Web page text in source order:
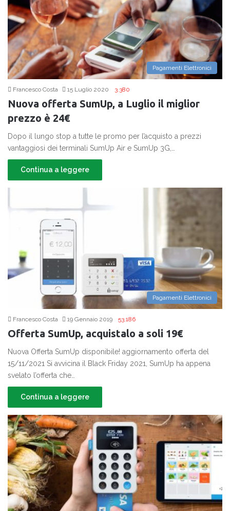
Pagamenti Elettronici
Francesco Costa 15 Luglio 2020 3.380
Nuova offerta SumUp, a Luglio il miglior
prezzo è 24€
Dopo il lungo stop a tutte le promo per l’acquisto a prezzi
vantaggiosi dei terminali SumUp Air e SumUp 3G,…
Continua a leggere
Pagamenti Elettronici
Francesco Costa 19 Gennaio 2019 53.186
Offerta SumUp, acquistalo a soli 19€
Nuova Offerta SumUp disponibile! aggiornamento offerta del
15/11/2021 Si avvicina il Black Friday 2021, SumUp ha appena
svelato l’offerta che…
Continua a leggere